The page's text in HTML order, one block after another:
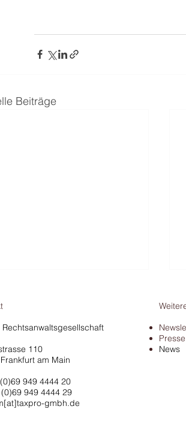
Beiträge
Urteil stärkt
von
Rechtsanwaltsgesellschaft
110
am Main
949 4444 20
949 4444 29
gmbh.de
News